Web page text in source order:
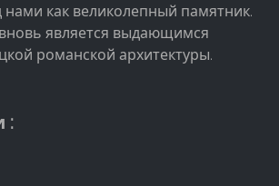
нами как великолепный памятник.
является выдающимся
романской архитектуры.
: